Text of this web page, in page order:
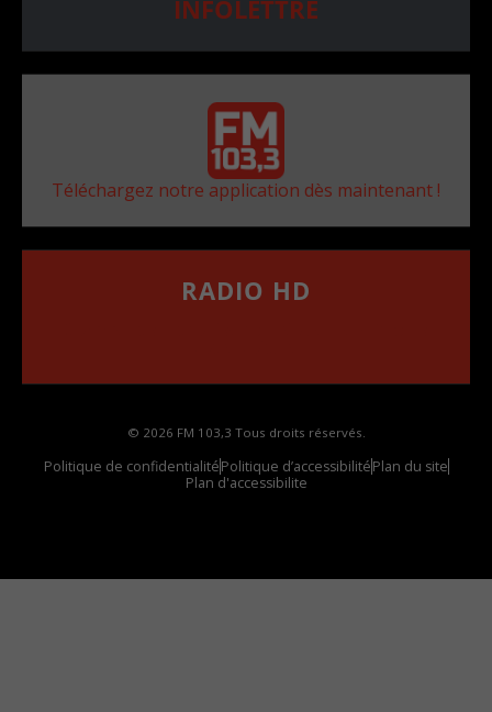
INFOLETTRE
Téléchargez notre application dès maintenant !
RADIO HD
© 2026 FM 103,3 Tous droits réservés.
Politique de confidentialitéPolitique d’accessibilitéPlan du site
Plan d'accessibilite